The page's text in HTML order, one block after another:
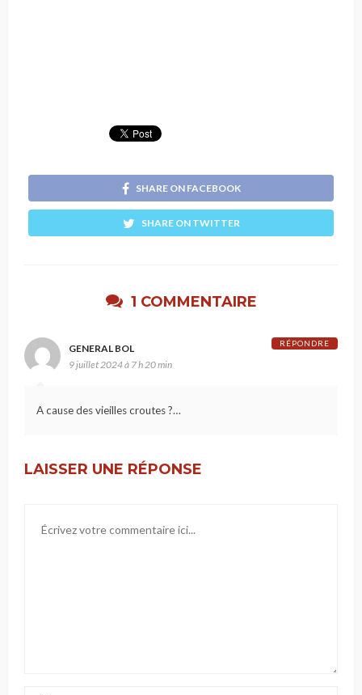
SHARE ON FACEBOOK
SHARE ON TWITTER
1 COMMENTAIRE
GENERAL BOL
9 juillet 2024 à 7 h 20 min
A cause des vieilles croutes ?…
RÉPONDRE
LAISSER UNE RÉPONSE